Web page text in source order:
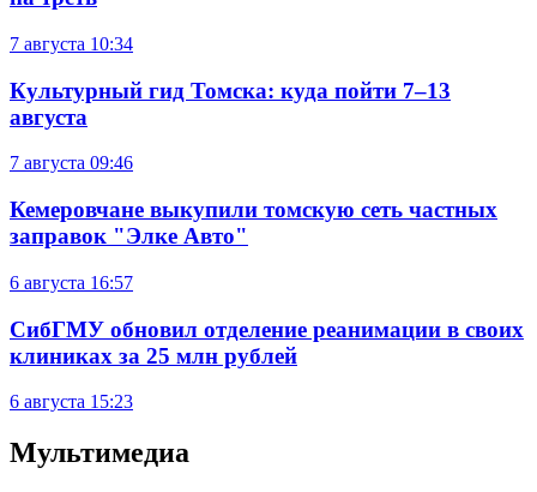
7 августа 10:34
Культурный гид Томска: куда пойти 7–13
августа
7 августа 09:46
Кемеровчане выкупили томскую сеть частных
заправок "Элке Авто"
6 августа 16:57
СибГМУ обновил отделение реанимации в своих
клиниках за 25 млн рублей
6 августа 15:23
Мультимедиа